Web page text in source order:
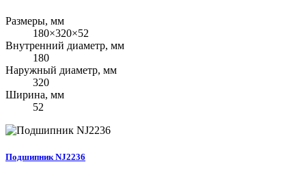
Размеры, мм
180×320×52
Внутренний диаметр, мм
180
Наружный диаметр, мм
320
Ширина, мм
52
Подшипник NJ2236